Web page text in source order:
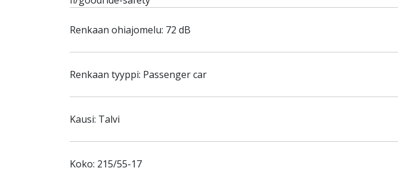
Renkaan ohiajomelu: 72 dB
Renkaan tyyppi: Passenger car
Kausi: Talvi
Koko: 215/55-17